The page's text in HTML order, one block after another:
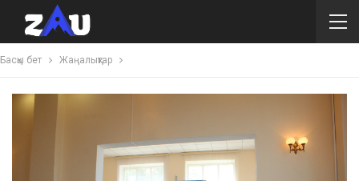
Басқы бет Жаңалықтар